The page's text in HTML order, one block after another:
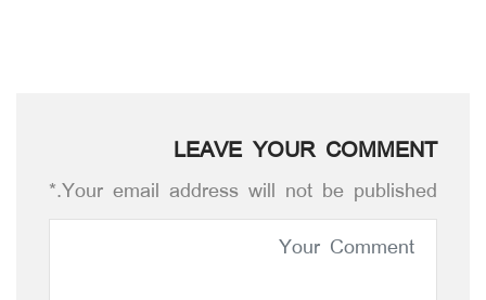
LEAVE YOUR COMMENT
Your email address will not be published.*